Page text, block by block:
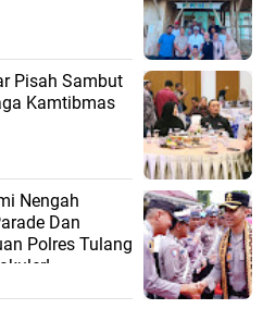
Pisah Sambut
Kamtibmas
Nengah
Dan
Polres Tulang